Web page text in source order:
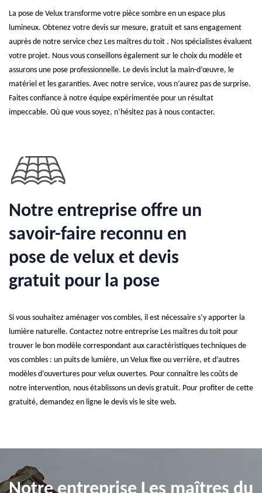
La pose de Velux transforme votre pièce sombre en un espace plus
lumineux. Obtenez votre devis sur mesure, gratuit et sans engagement
auprès de notre service chez Les maîtres du toit . Nos spécialistes évaluent
votre projet. Nous vous conseillons également sur le choix du modèle et
assurons une pose professionnelle. Le devis inclut la main-d’œuvre, le
matériel et les garanties. Avec notre service, vous n’aurez pas de surprise.
Faites confiance à notre équipe expérimentée pour un résultat
impeccable. Où que vous soyez, n’hésitez pas à nous contacter.
Notre entreprise offre un
savoir-faire reconnu en
pose de velux et devis
gratuit pour la pose
Si vous souhaitez aménager vos combles, il est nécessaire s’y apporter la
lumière naturelle. Contactez notre entreprise Les maîtres du toit pour
trouver le bon modèle correspondant aux caractéristiques techniques de
vos combles : un puits de lumière, un Velux fixe ou verrière, et d’autres
modèles d’ouvertures pour velux ouvertes. Pour connaître les coûts de
notre intervention, nous établissons un devis gratuit. Pour profiter de cette
gratuité, demandez en ligne le devis vis le site web.